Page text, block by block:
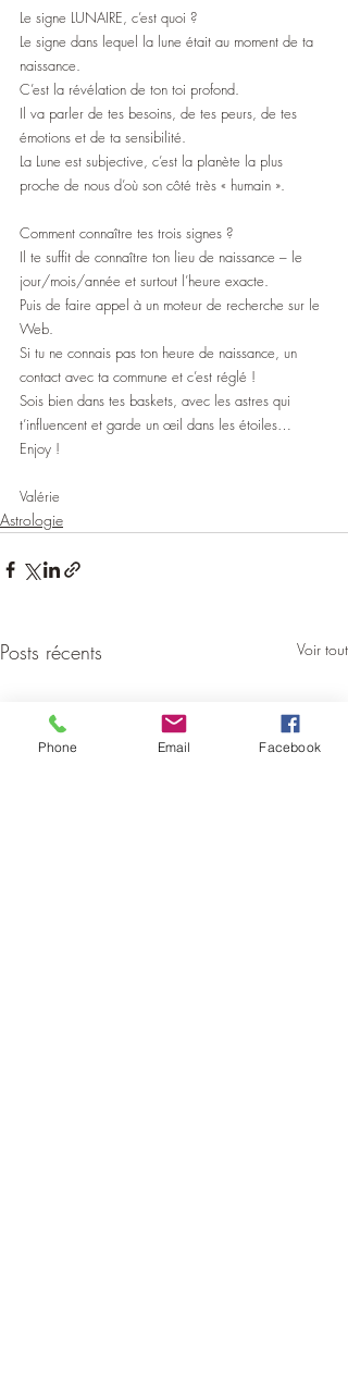
Le signe LUNAIRE, c’est quoi ?
Le signe dans lequel la lune était au moment de ta
naissance.
C’est la révélation de ton toi profond.
Il va parler de tes besoins, de tes peurs, de tes
émotions et de ta sensibilité.
La Lune est subjective, c’est la planète la plus
proche de nous d’où son côté très « humain ».
Comment connaître tes trois signes ?
Il te suffit de connaître ton lieu de naissance – le
jour/mois/année et surtout l’heure exacte.
Puis de faire appel à un moteur de recherche sur le
Web.
Si tu ne connais pas ton heure de naissance, un
contact avec ta commune et c’est réglé !
Sois bien dans tes baskets, avec les astres qui
t’influencent et garde un œil dans les étoiles…
Enjoy !
Valérie
Astrologie
Posts récents Voir tout
Phone Email Facebook